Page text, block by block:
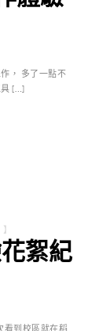
， 多了一點不
[…]
絮紀